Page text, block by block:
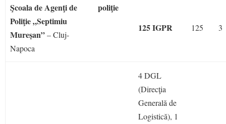
poliţie
Şcoala de Agenţi de
Poliţie„Septimiu
Mureşan”– Cluj-
Napoca
125 IGPR 125 3
4 DGL
(Direcţia
Generală de
Logistică), 1